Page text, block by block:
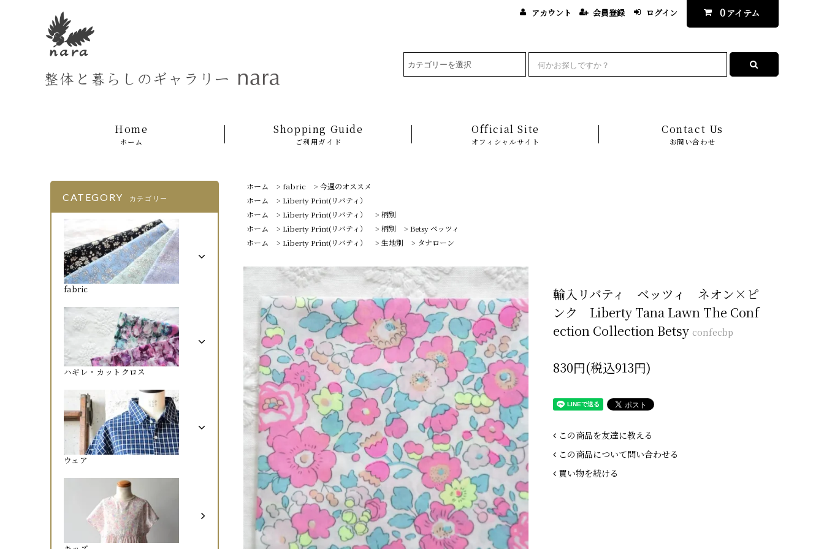
アカウント 会員登録 ログイン 0 アイテム
Home
ホーム
Shopping Guide
ご利用ガイド
Official Site
オフィシャルサイト
Contact Us
お問い合わせ
ホーム > fabric > 今週のオススメ
ホーム
> Liberty Print(リバティ）
ホーム
> Liberty Print(リバティ） > 柄別
ホーム
> Liberty Print(リバティ） > 柄別 > Betsy ベッツィ
ホーム
> Liberty Print(リバティ） > 生地別 > タナローン
輸入リバティ ベッツィ ネオン×ピ
ンク Liberty Tana Lawn The Conf
ection Collection Betsy confecbp
830円(税込913円)
この商品を友達に教える
この商品について問い合わせる
買い物を続ける
CATEGORY カテゴリー
fabric
ハギレ・カットクロス
ウェア